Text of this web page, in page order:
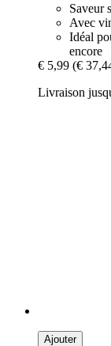
Saveur
Avec
Idéal
encore
€ 5,99 (€
Livraison
Ajouter